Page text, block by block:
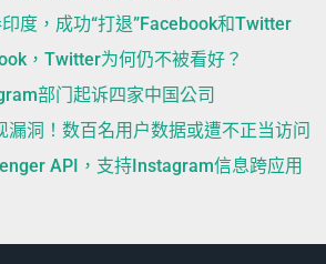
度，成功“打退”Facebook和Twitter
，Twitter为何仍不被看好？
部门起诉四家中国公司
漏洞！数百名用户数据或遭不正当访问
API，支持Instagram信息跨应用